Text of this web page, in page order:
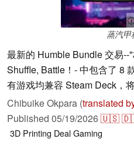
ⓘ
蒸汽甲
最新的 Humble Bundle 交易
Shuffle, Battle！- 中包含了 8
有游戏均兼容 Steam Deck，
Chibuike Okpara (translated
Published 05/19/2026🇺🇸
3D Printing DealGaming